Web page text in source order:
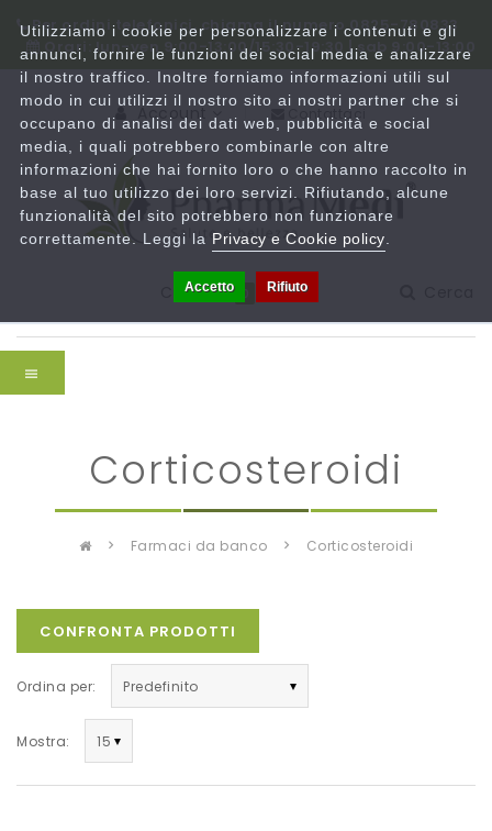
Per ordini telefonici, chiama il numero 0825-780833
Orari: lun-ven 9:00-13:00/15:30-19:30 | sab 9:00-13:00
Account Contattaci
Carrello
corticosteroidi
farmaci da banco corticosteroidi
CONFRONTA PRODOTTI
Ordina per:
Mostra:
Utilizziamo i cookie per personalizzare i contenuti e gli
annunci, fornire le funzioni dei social media e analizzare
il nostro traffico. Inoltre forniamo informazioni utili sul
modo in cui utilizzi il nostro sito ai nostri partner che si
occupano di analisi dei dati web, pubblicità e social
media, i quali potrebbero combinarle con altre
informazioni che hai fornito loro o che hanno raccolto in
base al tuo utilizzo dei loro servizi. Rifiutando, alcune
funzionalità del sito potrebbero non funzionare
correttamente. Leggi la Privacy e Cookie policy
Accetto Rifiuto